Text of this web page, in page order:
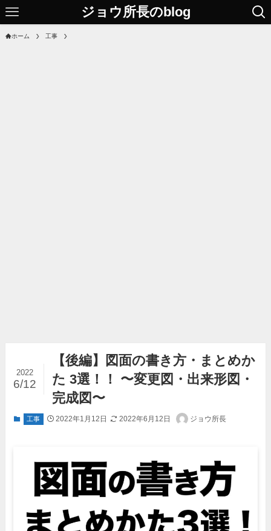
ジョウ所長のblog
ホーム 工事
【後編】図面の書き方・まとめか
た 3選！！ 〜変更図・出来形図・
完成図〜
2022
6/12
工事 2022年1月12日 2022年6月12日 ジョウ所長